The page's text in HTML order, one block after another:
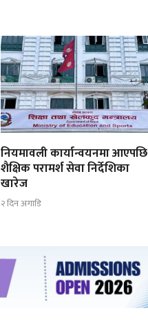
नियमावली कार्यान्वयनमा आएपछि
शैक्षिक परामर्श सेवा निर्देशिका
खारेज
२ दिन अगाडि